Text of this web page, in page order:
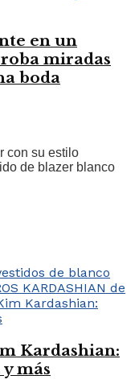
en un
miradas
boda
con su estilo
de blazer blanco
Kardashian:
más